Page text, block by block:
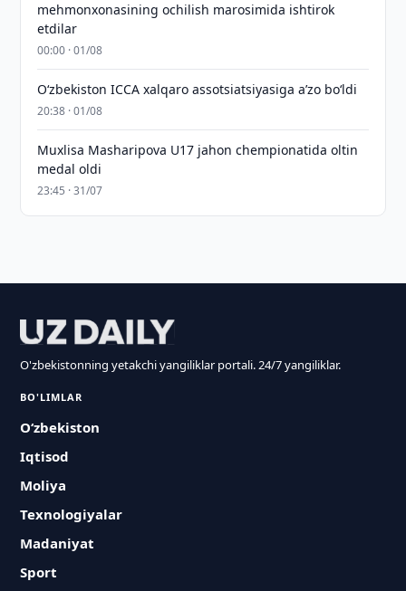
mehmonxonasining ochilish marosimida ishtirok
etdilar
00:00 · 01/08
O‘zbekiston ICCA xalqaro assotsiatsiyasiga aʼzo bo‘ldi
20:38 · 01/08
Muxlisa Masharipova U17 jahon chempionatida oltin
medal oldi
23:45 · 31/07
O'zbekistonning yetakchi yangiliklar portali. 24/7 yangiliklar.
BO'LIMLAR
O‘zbekiston
Iqtisod
Moliya
Texnologiyalar
Madaniyat
Sport